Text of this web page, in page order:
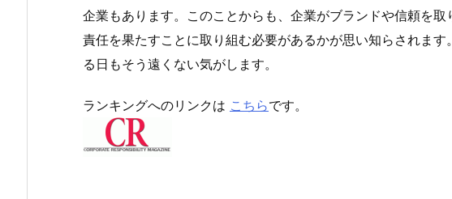
企業もあります。このことからも、企業がブランドや信頼を
責任を果たすことに取り組む必要があるかが思い知らされます
る日もそう遠くない気がします。
ランキングへのリンクは こちらです。